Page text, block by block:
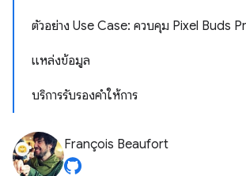
ตัวอย่าง Use Case: ควบคุม Pixel Buds
แหล่งข้อมูล
บริการรับรองคำให้การ
François Beaufort